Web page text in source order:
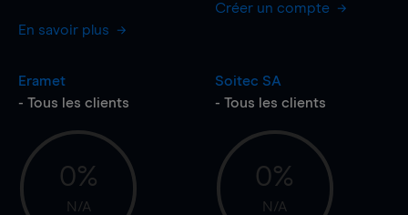
En savoir plus
Créer un compte
Eramet
- Tous les clients
0%
N/A
Soitec SA
- Tous les clients
0%
N/A